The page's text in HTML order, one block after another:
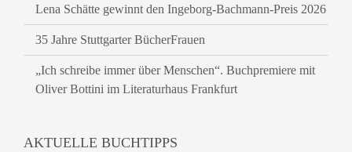
Lena Schätte gewinnt den Ingeborg-Bachmann-Preis 2026
35 Jahre Stuttgarter BücherFrauen
„Ich schreibe immer über Menschen“. Buchpremiere mit
Oliver Bottini im Literaturhaus Frankfurt
AKTUELLE BUCHTIPPS